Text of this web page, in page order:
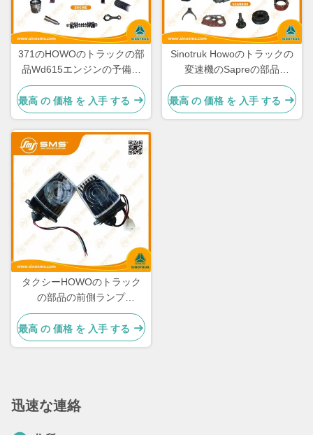
371のHOWOのトラックの部
品Wd615エンジンの予備品
336のエンジンの予備品
最高 の 価格 を 入手 する
Sinotruk Howoのトラックの
変速機のSapreの部品
HW19710 HW19710T
HW19712
最高 の 価格 を 入手 する
タクシーHOWOのトラック
の部品の前側ランプ
WG9719790005/0008
最高 の 価格 を 入手 する
迅速な連絡